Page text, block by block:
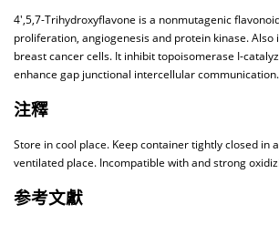
4′,5,7-Trihydroxyflavone is a nonmutagenic
proliferation, angiogenesis and protein kinase. Also
breast cancer cells. It inhibit topoisomerase I-
enhance gap junctional intercellular communication.
注釋
Store in cool place. Keep container tightly closed in
ventilated place. Incompatible with and strong
参考文獻